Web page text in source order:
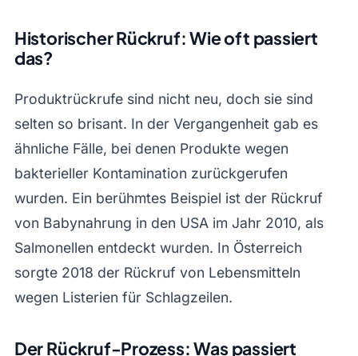
Historischer Rückruf: Wie oft passiert
das?
Produktrückrufe sind nicht neu, doch sie sind
selten so brisant. In der Vergangenheit gab es
ähnliche Fälle, bei denen Produkte wegen
bakterieller Kontamination zurückgerufen
wurden. Ein berühmtes Beispiel ist der Rückruf
von Babynahrung in den USA im Jahr 2010, als
Salmonellen entdeckt wurden. In Österreich
sorgte 2018 der Rückruf von Lebensmitteln
wegen Listerien für Schlagzeilen.
Der Rückruf-Prozess: Was passiert